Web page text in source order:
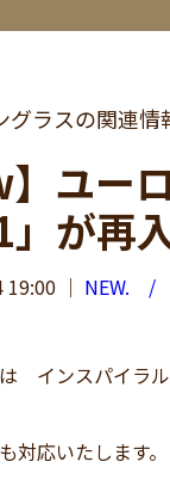
グラスの関連情
】ユー
」が再
19:00 ｜ NEW. /
インスパイラル
対応いたします。